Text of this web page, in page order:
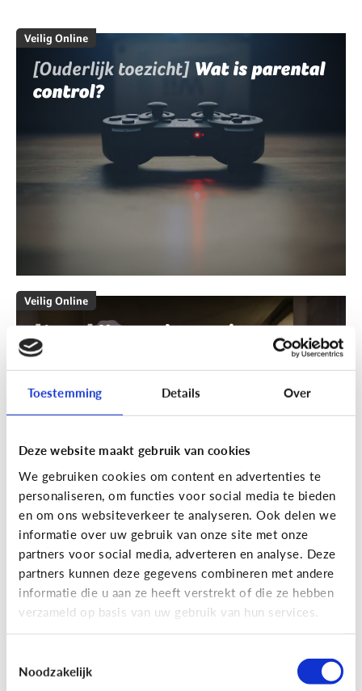
Toestemming Details Over
Deze website maakt gebruik van cookies
We gebruiken cookies om content en advertenties te
personaliseren, om functies voor social media te bieden
en om ons websiteverkeer te analyseren. Ook delen we
informatie over uw gebruik van onze site met onze
partners voor social media, adverteren en analyse. Deze
partners kunnen deze gegevens combineren met andere
informatie die u aan ze heeft verstrekt of die ze hebben
verzameld op basis van uw gebruik van hun services.
Noodzakelijk
Veilig Online
[Ouderlijk toezicht] Wat is parental
control?
Veilig Online
[Actua]Hoe snel geven jongeren
hun bankkaart in ruil voor geld?
En wat zijn 'geldezels'?
[Hoe werkt het?]Locatiegegevens
delen via de smartphone